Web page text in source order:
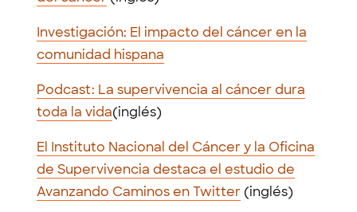
Investigación: El impacto del cáncer en la
comunidad hispana
Podcast: La supervivencia al cáncer dura
toda la vida(inglés)
El Instituto Nacional del Cáncer y la Oficina
de Supervivencia destaca el estudio de
Avanzando Caminos en Twitter(inglés)